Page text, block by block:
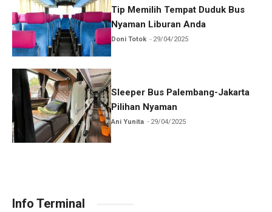
Tip Memilih Tempat Duduk Bus
Nyaman Liburan Anda
Doni Totok 29/04/2025
Sleeper Bus Palembang-Jakarta
Pilihan Nyaman
Ani Yunita 29/04/2025
Info Terminal